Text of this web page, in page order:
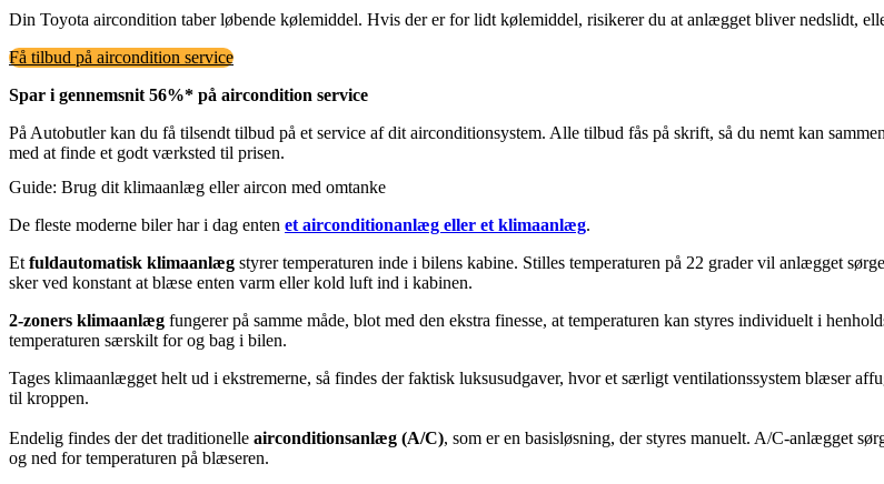
Din Toyota aircondition taber løbende kølemiddel. Hvis der er for lidt kølemiddel, risikerer du at anlægget bliver nedslidt,
Få tilbud på aircondition service
Spar i gennemsnit 56%* på aircondition service
På Autobutler kan du få tilsendt tilbud på et service af dit airconditionsystem. Alle tilbud fås på skrift, så du nemt kan
med at finde et godt værksted til prisen.
Guide: Brug dit klimaanlæg eller aircon med omtanke
De fleste moderne biler har i dag enten et airconditionanlæg eller et klimaanlæg.
Et fuldautomatisk klimaanlæg styrer temperaturen inde i bilens kabine. Stilles temperaturen på 22 grader vil anlægget
sker ved konstant at blæse enten varm eller kold luft ind i kabinen.
2-zoners klimaanlæg fungerer på samme måde, blot med den ekstra finesse, at temperaturen kan styres individuelt i
temperaturen særskilt for og bag i bilen.
Tages klimaanlægget helt ud i ekstremerne, så findes der faktisk luksusudgaver, hvor et særligt ventilationssystem blæser
til kroppen.
Endelig findes der det traditionelle airconditionsanlæg (A/C), som er en basisløsning, der styres manuelt. A/C-anlægget
og ned for temperaturen på blæseren.